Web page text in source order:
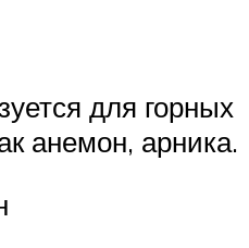
для горных
анемон, арника.